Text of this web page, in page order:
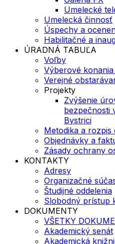
Umelecké
Umelecká činnosť
Úspechy a
Habilitačné a
ÚRADNÁ TABUĽA
Voľby
Výberové konania
Verejné
Projekty
Zvýšenie
bezpečnosti
Bystrici
Metodika a rozpis
Objednávky a
Zásady ochrany
KONTAKTY
Adresy
Organizačné
Študijné oddelenia
Slobodný prístup
DOKUMENTY
VŠETKY
Akademický senát
Akademická